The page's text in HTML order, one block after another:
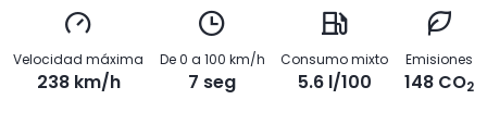
Velocidad máxima
238 km/h
De 0 a 100 km/h
7 seg
Consumo mixto
5.6 l/100
Emisiones
148 CO2